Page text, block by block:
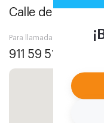
Calle de Sta
Para llamadas (16:00 -
911 59 51 59